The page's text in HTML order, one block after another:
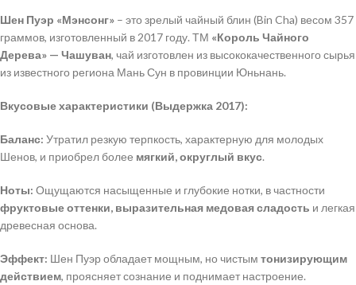
Шен Пуэр «Мэнсонг» – это зрелый чайный блин (Bin Cha) весом 357
граммов, изготовленный в 2017 году. ТМ «Король Чайного
Дерева» — Чашуван, чай изготовлен из высококачественного сырья
из известного региона Мань Сун в провинции Юньнань.
Вкусовые характеристики (Выдержка 2017):
Баланс: Утратил резкую терпкость, характерную для молодых
Шенов, и приобрел более мягкий, округлый вкус.
Ноты: Ощущаются насыщенные и глубокие нотки, в частности
фруктовые оттенки, выразительная медовая сладость и легкая
древесная основа.
Эффект: Шен Пуэр обладает мощным, но чистым тонизирующим
действием, проясняет сознание и поднимает настроение.